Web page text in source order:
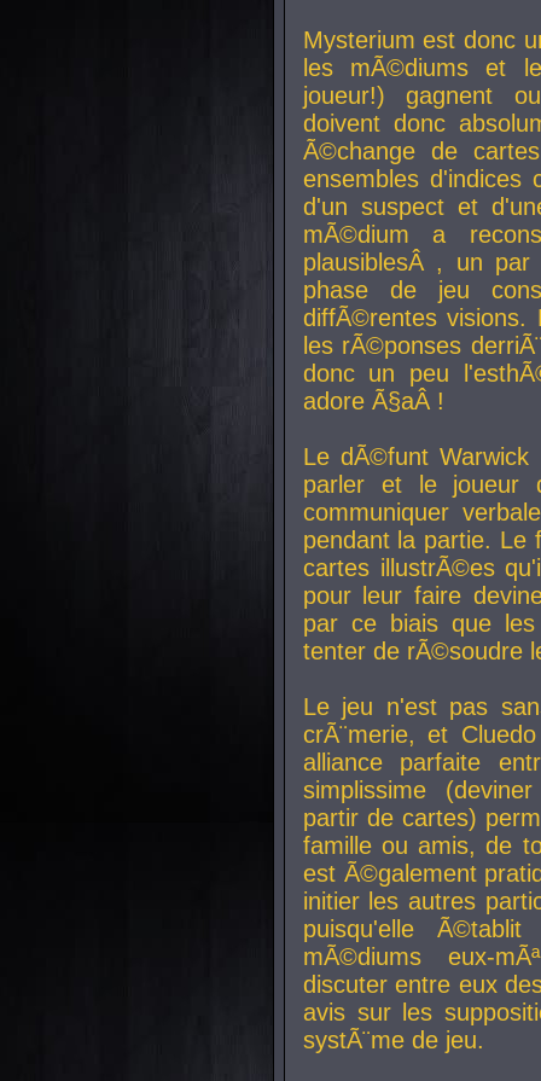
Mysterium est donc
les mÃ©diums et
joueur!) gagnent
doivent donc
Ã©change de
ensembles d'indices
d'un suspect et
mÃ©dium a
plausiblesÂ , un par
phase de jeu
diffÃ©rentes visions.
les rÃ©ponses
donc un peu
adore Ã§aÂ !
Le dÃ©funt Warwick
parler et le joueur
communiquer
pendant la partie. Le
cartes illustrÃ©es
pour leur faire
par ce biais que
tenter de rÃ©soudre
Le jeu n'est pas
crÃ¨merie, et
alliance parfaite
simplissime
partir de cartes)
famille ou amis, de
est Ã©galement
initier les autres
puisqu'elle
mÃ©diums eux-
discuter entre eux
avis sur les
systÃ¨me de jeu.